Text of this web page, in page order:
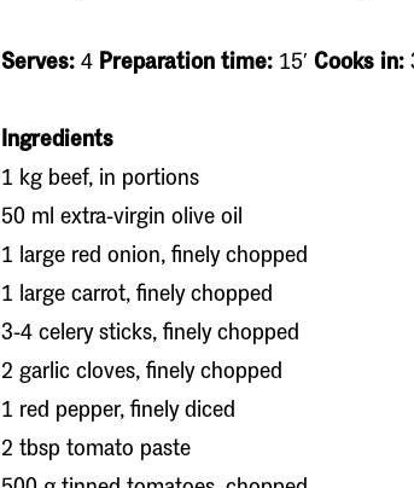
Serves: 4 Preparation time: 15′ Cooks in:
Ingredients
1 kg beef, in portions
50 ml extra-virgin olive oil
1 large red onion, finely chopped
1 large carrot, finely chopped
3-4 celery sticks, finely chopped
2 garlic cloves, finely chopped
1 red pepper, finely diced
2 tbsp tomato paste